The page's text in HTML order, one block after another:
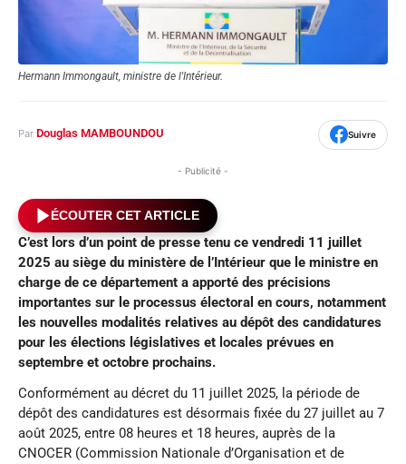
Hermann Immongault, ministre de l'Intérieur.
Par Douglas MAMBOUNDOU Suivre
- Publicité -
ÉCOUTER CET ARTICLE
C’est lors d’un point de presse tenu ce vendredi 11 juillet
2025 au siège du ministère de l’Intérieur que le ministre en
charge de ce département a apporté des précisions
importantes sur le processus électoral en cours, notamment
les nouvelles modalités relatives au dépôt des candidatures
pour les élections législatives et locales prévues en
septembre et octobre prochains.
Conformément au décret du 11 juillet 2025, la période de
dépôt des candidatures est désormais fixée du 27 juillet au 7
août 2025, entre 08 heures et 18 heures, auprès de la
CNOCER (Commission Nationale d’Organisation et de